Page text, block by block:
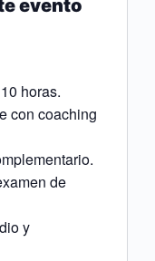
evento
horas.
con coaching
de
y